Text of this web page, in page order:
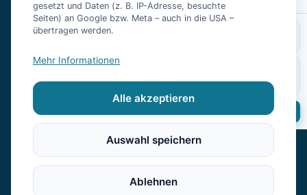
WOHIN
2 Erw.
Thema.
♿ Barrierefreie Unterkünfte in Ostfriesland – Nordseeurlaub
🏖️ Strandnahe Unterkünfte an der Nordsee in Ostfriesland –
wo Sie wirklich nah am Wasser wohnen
Hundestrand
👨‍👩‍👧‍👦 Familienurlaub in Ostfriesland – warum die
Nordseeküste mit Kindern so gut funktioniert
🧖 Wellness-Urlaub in Ostfriesland – Thalasso, Reizklima und
gesetzt und Daten (z. B. IP-Adresse, besuchte
Seiten) an Google bzw. Meta – auch in die USA –
übertragen werden.
Mehr Informationen
Alle akzeptieren
Auswahl speichern
Ablehnen